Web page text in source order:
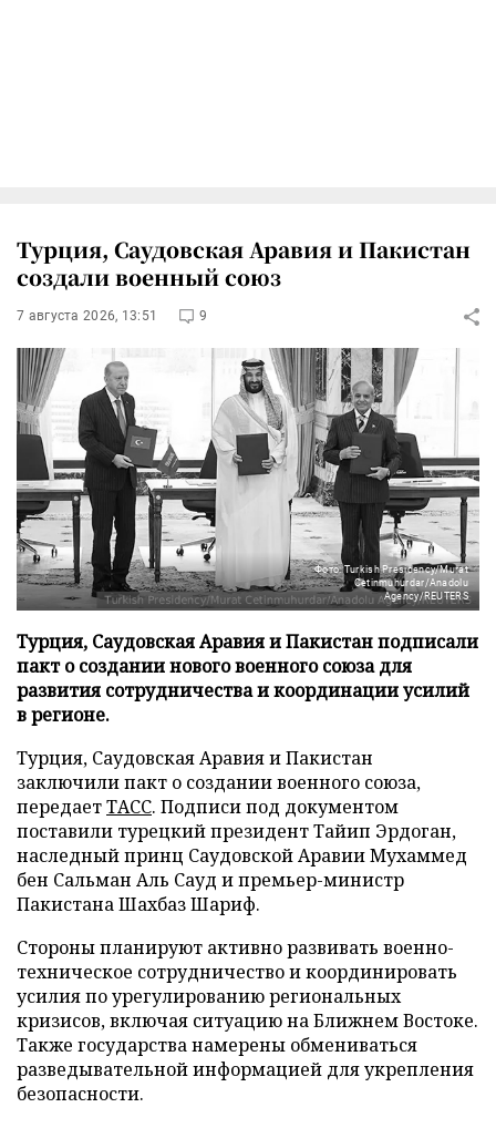
Турция, Саудовская Аравия и Пакистан
создали военный союз
7 августа 2026, 13:51 9
Фото: Turkish Presidency/Murat
Cetinmuhurdar/Anadolu
Agency/REUTERS
Турция, Саудовская Аравия и Пакистан подписали
пакт о создании нового военного союза для
развития сотрудничества и координации усилий
в регионе.
Турция, Саудовская Аравия и Пакистан
заключили пакт о создании военного союза,
передаетТАСС. Подписи под документом
поставили турецкий президент Тайип Эрдоган,
наследный принц Саудовской Аравии Мухаммед
бен Сальман Аль Сауд и премьер-министр
Пакистана Шахбаз Шариф.
Стороны планируют активно развивать военно-
техническое сотрудничество и координировать
усилия по урегулированию региональных
кризисов, включая ситуацию на Ближнем Востоке.
Также государства намерены обмениваться
разведывательной информацией для укрепления
безопасности.